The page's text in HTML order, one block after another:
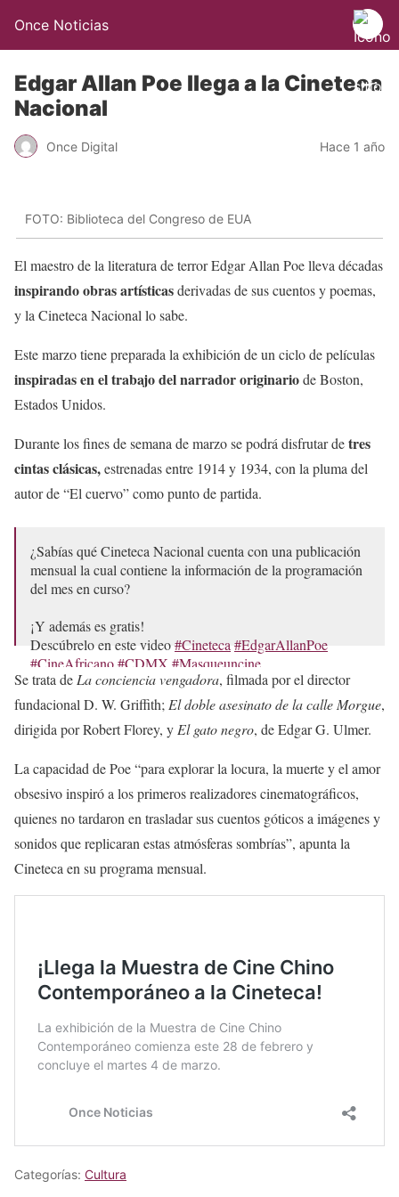
Once Noticias
Edgar Allan Poe llega a la Cineteca
Nacional
Once Digital Hace 1 año
FOTO: Biblioteca del Congreso de EUA
El maestro de la literatura de terror Edgar Allan Poe lleva décadas
inspirando obras artísticasderivadas de sus cuentos y poemas,
y la Cineteca Nacional lo sabe.
Este marzo tiene preparada la exhibición de un ciclo de películas
inspiradas en el trabajo del narrador originariode Boston,
Estados Unidos.
Durante los fines de semana de marzo se podrá disfrutar detres
cintas clásicas,estrenadas entre 1914 y 1934, con la pluma del
autor de “El cuervo” como punto de partida.
¿Sabías qué Cineteca Nacional cuenta con una publicación
mensual la cual contiene la información de la programación
del mes en curso?
¡Y además es gratis!
Descúbrelo en este video#Cineteca #EdgarAllanPoe
#CineAfricano#CDMX #Masqueuncine
pic.twitter.com/LZGkQ2cRoZ
— Cineteca Nacional (@CinetecaMexico) March 14, 2025
Se trata de La conciencia vengadora, filmada por el director
fundacional D. W. Griffith; El doble asesinato de la calle Morgue,
dirigida por Robert Florey, y El gato negro, de Edgar G. Ulmer.
La capacidad de Poe “para explorar la locura, la muerte y el amor
obsesivo inspiró a los primeros realizadores cinematográficos,
quienes no tardaron en trasladar sus cuentos góticos a imágenes y
sonidos que replicaran estas atmósferas sombrías”, apunta la
Cineteca en su programa mensual.
Categorías: Cultura